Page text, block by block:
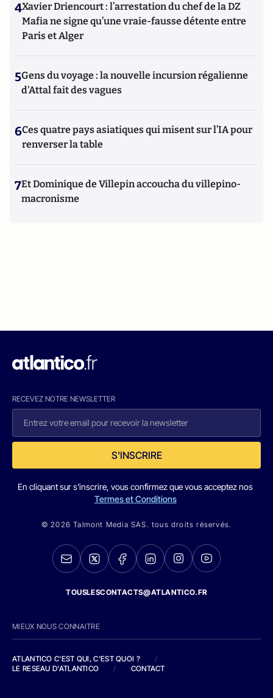
4Xavier Driencourt : l’arrestation du chef de la DZ
Mafia ne signe qu’une vraie-fausse détente entre
Paris et Alger
5Gens du voyage : la nouvelle incursion régalienne
d'Attal fait des vagues
6Ces quatre pays asiatiques qui misent sur l’IA pour
renverser la table
7Et Dominique de Villepin accoucha du villepino-
macronisme
RECEVEZ NOTRE NEWSLETTER
S'INSCRIRE
En cliquant sur s'inscrire, vous confirmez que vous acceptez nos
Termes et Conditions
© 2026 Talmont Media SAS. tous droits réservés.
TOUSLESCONTACTS@ATLANTICO.FR
MIEUX NOUS CONNAITRE
ATLANTICO C'EST QUI, C'EST QUOI ?
/
LE RESEAU D'ATLANTICO
/ CONTACT